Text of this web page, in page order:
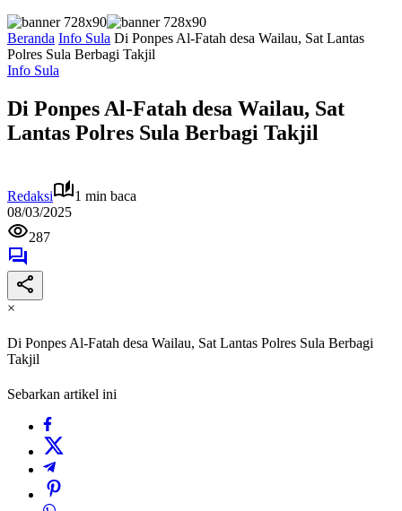
Beranda Info Sula Di Ponpes Al-Fatah desa Wailau, Sat Lantas
Polres Sula Berbagi Takjil
Info Sula
Di Ponpes Al-Fatah desa Wailau, Sat
Lantas Polres Sula Berbagi Takjil
Redaksi
1 min baca
08/03/2025
287
×
Di Ponpes Al-Fatah desa Wailau, Sat Lantas Polres Sula Berbagi
Takjil
Sebarkan artikel ini